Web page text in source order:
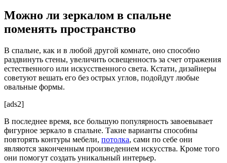
Можно ли зеркалом в спальне
поменять пространство
В спальне, как и в любой другой комнате, оно способно
раздвинуть стены, увеличить освещенность за счет отражения
естественного или искусственного света. Кстати, дизайнеры
советуют вешать его без острых углов, подойдут любые
овальные формы.
[ads2]
В последнее время, все большую популярность завоевывает
фигурное зеркало в спальне. Такие варианты способны
повторять контуры мебели, потолка, сами по себе они
являются законченным произведением искусства. Кроме того
они помогут создать уникальный интерьер.